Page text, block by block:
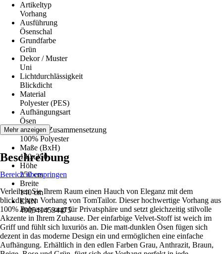
Artikeltyp
Vorhang
Ausführung
Ösenschal
Grundfarbe
Grün
Dekor / Muster
Uni
Lichtdurchlässigkeit
Blickdicht
Material
Polyester (PES)
Aufhängungsart
Ösen
Material-Zusammensetzung
100% Polyester
Maße (BxH)
140x250
Höhe
250 cm
Breite
140 cm
EAN
4005414534475
Mehr anzeigen
Beschreibung
Bereich überspringen
Verleihen Sie Ihrem Raum einen Hauch von Eleganz mit dem
blickdichten Vorhang von TomTailor. Dieser hochwertige Vorhang aus
100% Polyester sorgt für Privatsphäre und setzt gleichzeitig stilvolle
Akzente in Ihrem Zuhause. Der einfarbige Velvet-Stoff ist weich im
Griff und fühlt sich luxuriös an. Die matt-dunklen Ösen fügen sich
dezent in das moderne Design ein und ermöglichen eine einfache
Aufhängung. Erhältlich in den edlen Farben Grau, Anthrazit, Braun,